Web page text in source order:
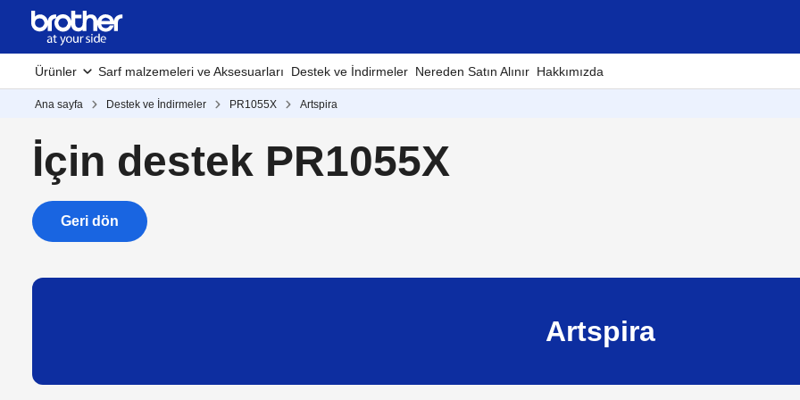
Ürünler Sarf malzemeleri ve Aksesuarları Destek ve İndirmeler Nereden Satın Alınır Hakkımızda
Ana sayfa Destek ve İndirmeler PR1055X Artspira
İçin destek PR1055X
Geri dön
Artspira